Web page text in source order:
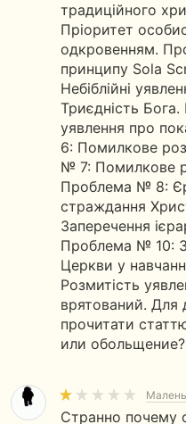
традиційного
Пріоритет
одкровенням.
принципу Sola
Небіблійні
Триєдність
уявлення про
6: Помилкове
№ 7: Помилкове
Проблема № 8:
страждання
Заперечення
Проблема № 10:
Церкви у
Розмитість
врятований. Для
прочитати
или
Странно почему